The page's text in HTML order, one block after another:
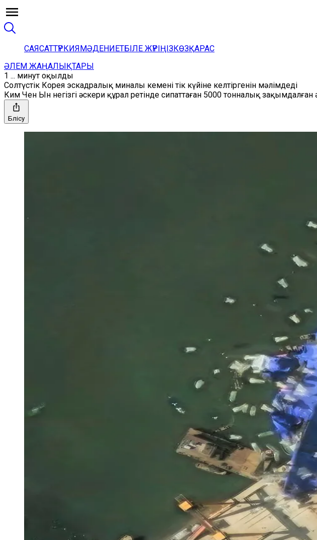
САЯСАТТҮРКИЯМӘДЕНИЕТБІЛЕ ЖҮРІҢІЗКӨЗҚАРАС
ӘЛЕМ ЖАҢАЛЫҚТАРЫ
1 ... минут оқылды
Солтүстік Корея эскадралық миналы кемені тік күйіне келтіргенін мәлімдеді
Ким Чен Ын негізгі әскери құрал ретінде сипаттаған 5000 тонналық
Бөлісу